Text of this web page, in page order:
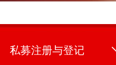
私募注册与登记